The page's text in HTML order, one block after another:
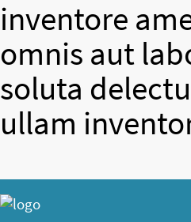
inventore
omnis aut
soluta
ullam